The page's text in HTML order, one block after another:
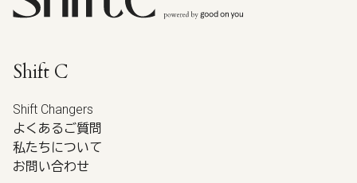
Shift C
Shift Changers
よくあるご質問
私たちについて
お問い合わせ